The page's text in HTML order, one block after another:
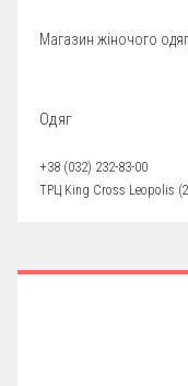
Магазин жіночого
Одяг
+38 (032) 232-83-00
ТРЦ King Cross Leopolis